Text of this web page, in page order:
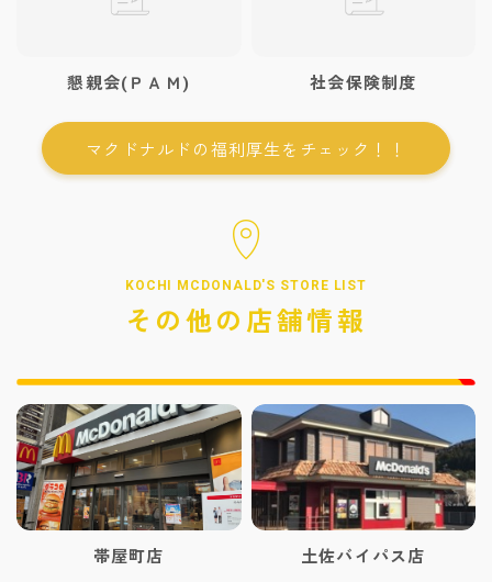
懇親会(ＰＡＭ) 社会保険制度
マクドナルドの福利厚生をチェック！！
KOCHI MCDONALD'S STORE LIST
その他の店舗情報
帯屋町店 土佐バイパス店